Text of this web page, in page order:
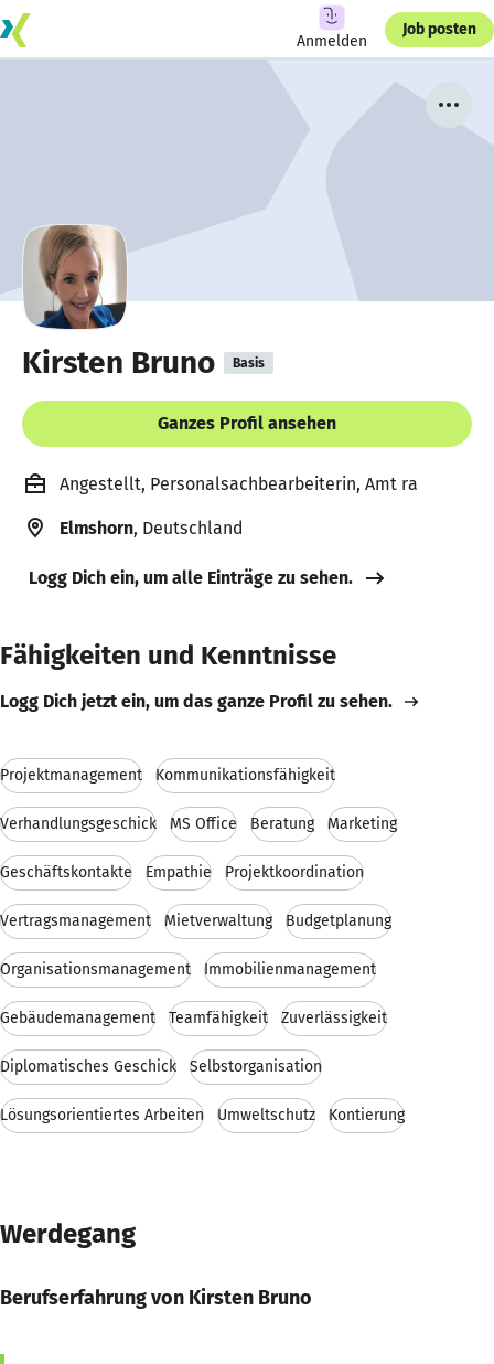
Anmelden
Job posten
Kirsten Bruno Basis
Ganzes Profil ansehen
Angestellt, Personalsachbearbeiterin, Amt ra
Elmshorn, Deutschland
Logg Dich ein, um alle Einträge zu sehen.
Fähigkeiten und Kenntnisse
Logg Dich jetzt ein, um das ganze Profil zu sehen.
Projektmanagement Kommunikationsfähigkeit
Verhandlungsgeschick MS Office Beratung Marketing
Geschäftskontakte Empathie Projektkoordination
Vertragsmanagement Mietverwaltung Budgetplanung
Organisationsmanagement Immobilienmanagement
Gebäudemanagement Teamfähigkeit Zuverlässigkeit
Diplomatisches Geschick Selbstorganisation
Lösungsorientiertes Arbeiten Umweltschutz Kontierung
Werdegang
Berufserfahrung von Kirsten Bruno